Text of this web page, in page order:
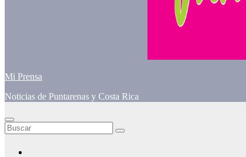
Mi Prensa
Noticias de Puntarenas y Costa Rica